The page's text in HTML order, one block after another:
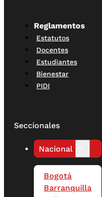
Reglamentos
Estatutos
Docentes
Estudiantes
Bienestar
PIDI
Seccionales
Nacional
Bogotá
Barranquilla